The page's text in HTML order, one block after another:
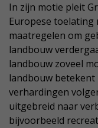
In zijn motie pleit
Europese toelating
maatregelen om
landbouw
landbouw zoveel
landbouw
verhardingen
uitgebreid naar
bijvoorbeeld